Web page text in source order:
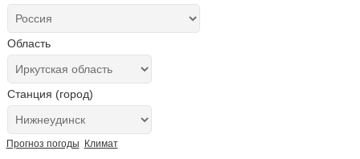
Область
Станция (город)
Прогноз погоды Климат